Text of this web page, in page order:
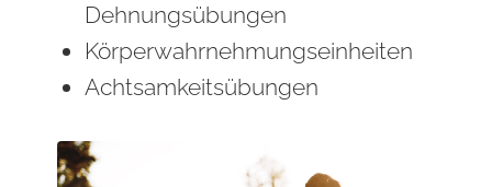
Dehnungsübungen
Körperwahrnehmungseinheiten
Achtsamkeitsübungen